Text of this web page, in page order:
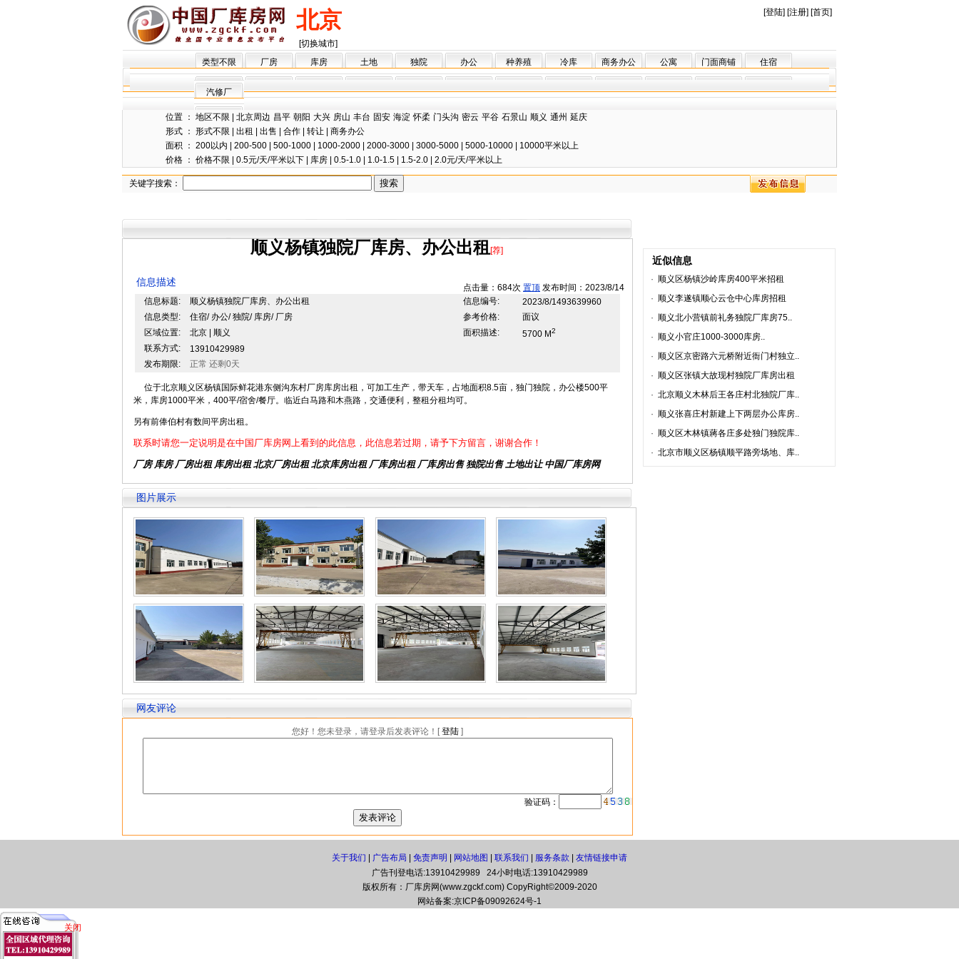
北京
[切换城市]
[登陆] [注册] [首页]
类型不限 厂房 库房 土地 独院 办公 种养殖 冷库 商务办公 公寓 门面商铺 住宿
汽修厂
位置 ： 地区不限 北京周边 昌平 朝阳 大兴 房山 丰台 固安 海淀 怀柔 门头沟 密云 平谷 石景山 顺义 通州 延庆
形式 ： 形式不限 出租 出售 合作 转让
商务办公
面积 ： 200以内 200-500 500-1000 1000-2000 2000-3000 3000-5000 5000-10000
10000平米以上
价格 ： 价格不限 0.5元/天/平米以下 库房 0.5-1.0 1.0-1.5 1.5-2.0 2.0元/天/平米以上
关键字搜索：
顺义杨镇独院厂库房、办公出租 [荐]
点击量：684次 置顶 发布时间：2023/8/14
信息描述
信息标题: 顺义杨镇独院厂库房、办公出租 信息编号:
2023/8/1493639960
信息类型:
住宿/ 办公/ 独院/ 库房/ 厂房 参考价格:
面议
区域位置:
北京 | 顺义 面积描述: 5700 M2
联系方式:
13910429989
发布期限:
正常 还剩0天
位于北京顺义区杨镇国际鲜花港东侧沟东村厂房库房出租，可加工生产，带天车，占地面积8.5亩，独门独院，办公楼500平
米，库房1000平米，400平/宿舍/餐厅。临近白马路和木燕路，交通便利，整租分租均可。
另有前俸伯村有数间平房出租。
联系时请您一定说明是在中国厂库房网上看到的此信息，此信息若过期，请予下方留言，谢谢合作！
厂房 库房 厂房出租 库房出租 北京厂房出租 北京库房出租 厂库房出租 厂库房出售 独院出售 土地出让 中国厂库房网
图片展示
网友评论
您好！您未登录，请登录后发表评论！[登陆 ]
验证码：
近似信息
· 顺义区杨镇沙岭库房400平米招租
· 顺义李遂镇顺心云仓中心库房招租
· 顺义北小营镇前礼务独院厂库房75..
· 顺义小官庄1000-3000库房..
· 顺义区京密路六元桥附近衙门村独立..
· 顺义区张镇大故现村独院厂库房出租
· 北京顺义木林后王各庄村北独院厂库..
· 顺义张喜庄村新建上下两层办公库房..
· 顺义区木林镇蔣各庄多处独门独院库..
· 北京市顺义区杨镇顺平路旁场地、库..
关于我们 广告布局 免责声明 网站地图 联系我们 服务条款
友情链接申请
广告刊登电话:13910429989 24小时电话:13910429989
版权所有：厂库房网(www.zgckf.com) CopyRight©2009-2020
网站备案:京ICP备09092624号-1
关闭